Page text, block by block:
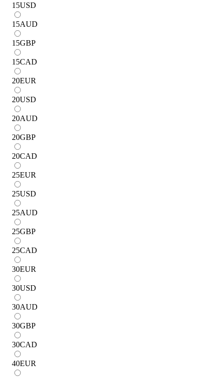
15USD
15AUD
15GBP
15CAD
20EUR
20USD
20AUD
20GBP
20CAD
25EUR
25USD
25AUD
25GBP
25CAD
30EUR
30USD
30AUD
30GBP
30CAD
40EUR